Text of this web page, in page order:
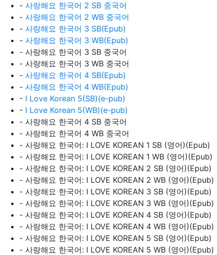
- 사랑해요 한국어 2 SB 중국어
- 사랑해요 한국어 2 WB 중국어
- 사랑해요 한국어 3 SB(Epub)
- 사랑해요 한국어 3 WB(Epub)
- 사랑해요 한국어 3 SB 중국어
- 사랑해요 한국어 3 WB 중국어
- 사랑해요 한국어 4 SB(Epub)
- 사랑해요 한국어 4 WB(Epub)
- I Love Korean 5(SB)(e-pub)
- I Love Korean 5(WB)(e-pub)
- 사랑해요 한국어 4 SB 중국어
- 사랑해요 한국어 4 WB 중국어
- 사랑해요 한국어: I LOVE KOREAN 1 SB (영어)(Epub)
- 사랑해요 한국어: I LOVE KOREAN 1 WB (영어)(Epub)
- 사랑해요 한국어: I LOVE KOREAN 2 SB (영어)(Epub)
- 사랑해요 한국어: I LOVE KOREAN 2 WB (영어)(Epub)
- 사랑해요 한국어: I LOVE KOREAN 3 SB (영어)(Epub)
- 사랑해요 한국어: I LOVE KOREAN 3 WB (영어)(Epub)
- 사랑해요 한국어: I LOVE KOREAN 4 SB (영어)(Epub)
- 사랑해요 한국어: I LOVE KOREAN 4 WB (영어)(Epub)
- 사랑해요 한국어: I LOVE KOREAN 5 SB (영어)(Epub)
- 사랑해요 한국어: I LOVE KOREAN 5 WB (영어)(Epub)